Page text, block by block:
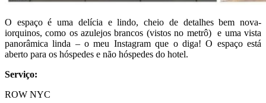
O espaço é uma delícia e lindo, cheio de detalhes bem nova-
iorquinos, como os azulejos brancos (vistos no metrô) e uma vista
panorâmica linda – o meu Instagram que o diga! O espaço está
aberto para os hóspedes e não hóspedes do hotel.
Serviço:
ROW NYC